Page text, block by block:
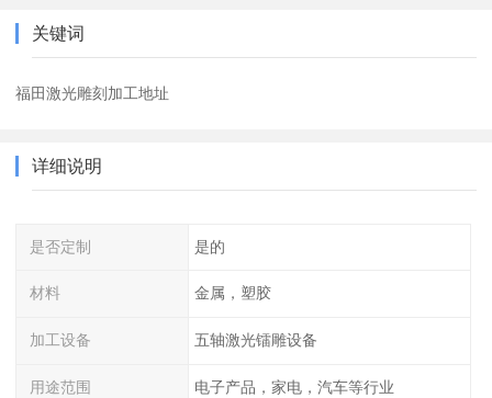
关键词
福田激光雕刻加工地址
详细说明
是否定制 是的
材料 金属，塑胶
加工设备 五轴激光镭雕设备
用途范围 电子产品，家电，汽车等行业